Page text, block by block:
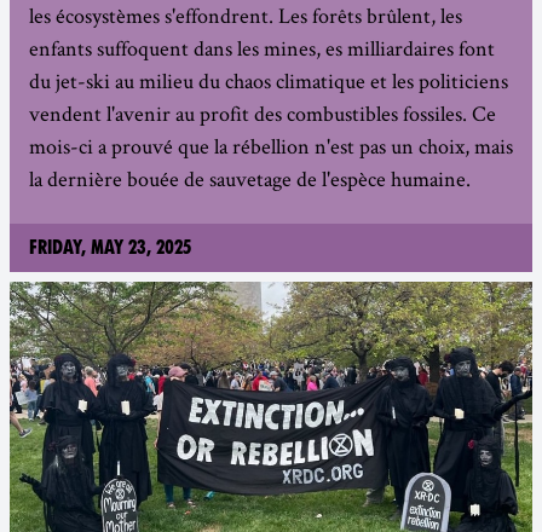
les écosystèmes s'effondrent. Les forêts brûlent, les
enfants suffoquent dans les mines, es milliardaires font
du jet-ski au milieu du chaos climatique et les politiciens
vendent l'avenir au profit des combustibles fossiles. Ce
mois-ci a prouvé que la rébellion n'est pas un choix, mais
la dernière bouée de sauvetage de l'espèce humaine.
Friday, May 23, 2025